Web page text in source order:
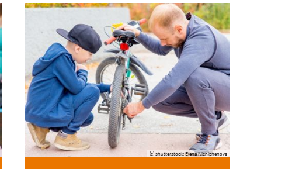
(c) shutterstock: Elena Nichizhenova